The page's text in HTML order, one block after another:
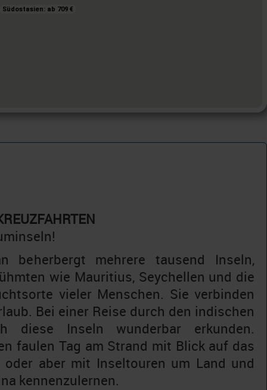
Südostasien: ab 709 €
Südostasien: ab 709 €
beherbergt mehrere tausend Inseln,
wie Mauritius, Seychellen und die
vieler Menschen. Sie verbinden
Bei einer Reise durch den indischen
diese Inseln wunderbar erkunden.
faulen Tag am Strand mit Blick auf das
oder aber mit Inseltouren um Land und
kennenzulernen.